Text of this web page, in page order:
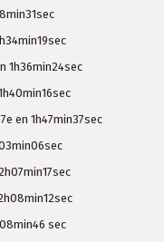
1h36min24sec
en 1h47min37sec
sec